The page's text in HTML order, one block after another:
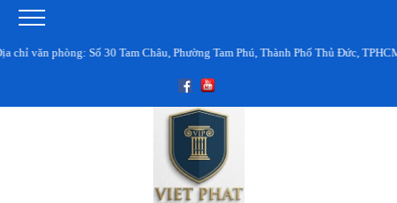
phòng: Số 30 Tam Châu, Phường Tam Phú, Thành Phố Thủ Đức, TPHCM